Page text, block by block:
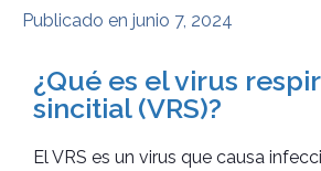
Publicado en junio 7, 2024
¿Qué es el virus
sincitial (VRS)?
El VRS es un virus que causa